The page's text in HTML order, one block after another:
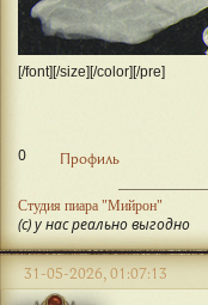
[/font][/size][/color][/pre]
0 Профиль
Студия пиара "Мийрон"
(с) у нас реально выгодно
31-05-2026, 01:07:13